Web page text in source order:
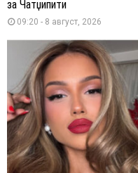
за Чатџипити
09:20 - 8 август, 2026